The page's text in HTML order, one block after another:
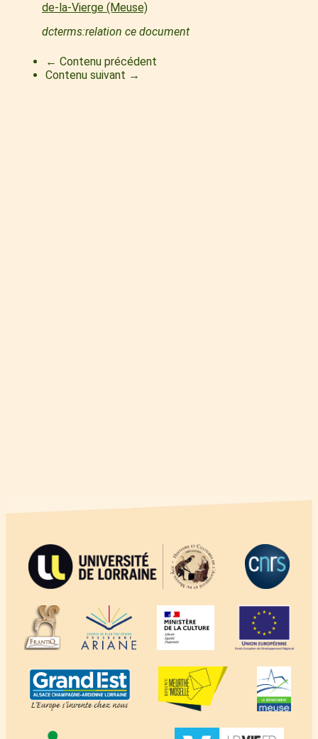
de-la-Vierge (Meuse)
dcterms:relation ce document
← Contenu précédent
Contenu suivant →